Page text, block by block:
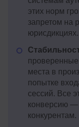
этих норм
запретом на
юрисдикциях.
проверенные
места в
попытке
сессий. Все
конверсию —
конкурентам.